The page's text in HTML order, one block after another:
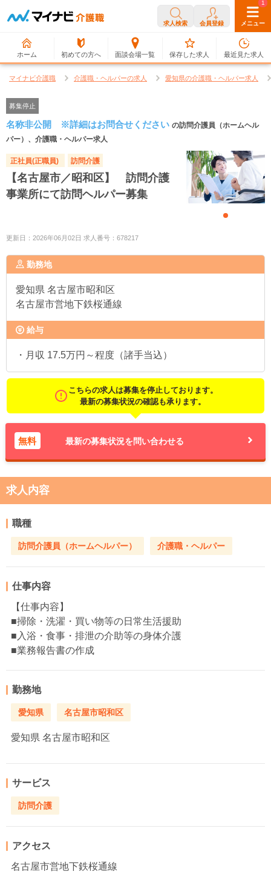
求人検索 会員登録 メニュー
ホーム 初めての方へ 面談会場一覧
0
保存した求人
1
最近見た求人
マイナビ介護職 介護職・ヘルパーの求人 愛知県の介護職・ヘルパー求人
募集停止
名称非公開 ※詳細はお問合せください の訪問介護員（ホームヘル
パー）、介護職・ヘルパー求人
正社員(正職員) 訪問介護
【名古屋市／昭和区】 訪問介護
事業所にて訪問ヘルパー募集
更新日：2026年06月02日 求人番号：678217
勤務地
愛知県 名古屋市昭和区
名古屋市営地下鉄桜通線
給与
・月収 17.5万円～程度（諸手当込）
こちらの求人は募集を停止しております。
最新の募集状況の確認も承ります。
無料 最新の募集状況を問い合わせる
求人内容
職種
訪問介護員（ホームヘルパー） 介護職・ヘルパー
仕事内容
【仕事内容】
■掃除・洗濯・買い物等の日常生活援助
■入浴・食事・排泄の介助等の身体介護
■業務報告書の作成
勤務地
愛知県 名古屋市昭和区
愛知県 名古屋市昭和区
サービス
訪問介護
アクセス
名古屋市営地下鉄桜通線